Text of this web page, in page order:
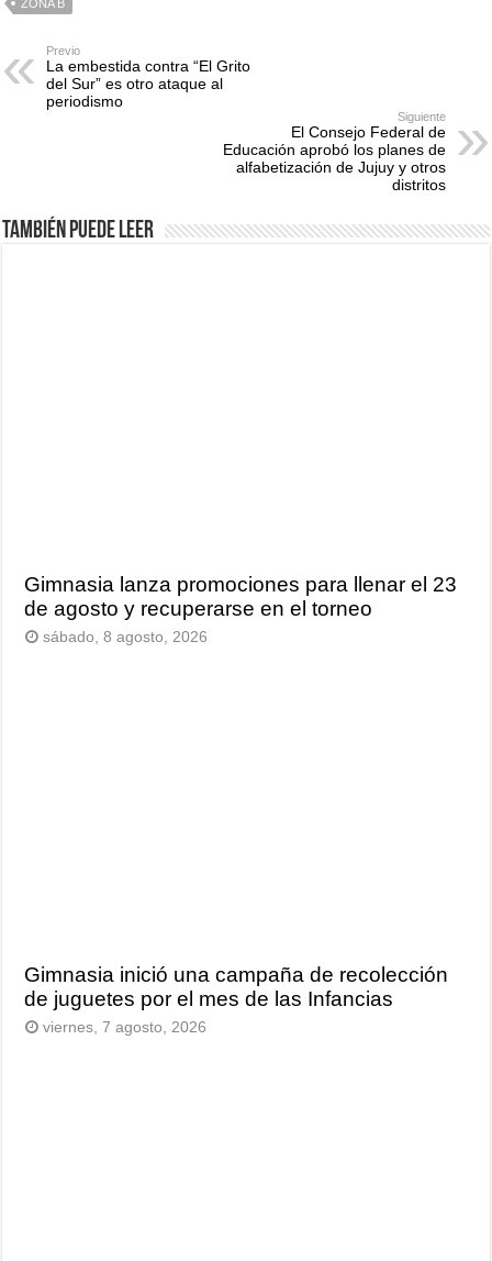
ZONA B
Previo
La embestida contra “El Grito
del Sur” es otro ataque al
periodismo
Siguiente
El Consejo Federal de
Educación aprobó los planes de
alfabetización de Jujuy y otros
distritos
También puede leer
Gimnasia lanza promociones para llenar el 23
de agosto y recuperarse en el torneo
sábado, 8 agosto, 2026
Gimnasia inició una campaña de recolección
de juguetes por el mes de las Infancias
viernes, 7 agosto, 2026